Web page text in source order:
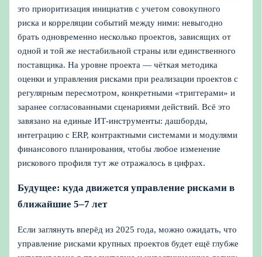
это приоритизация инициатив с учетом совокупного
риска и корреляции событий между ними: невыгодно
брать одновременно несколько проектов, зависящих от
одной и той же нестабильной страны или единственного
поставщика. На уровне проекта — чёткая методика
оценки и управления рисками при реализации проектов с
регулярным пересмотром, конкретными «триггерами» и
заранее согласованными сценариями действий. Всё это
завязано на единые ИТ‑инструменты: дашборды,
интеграцию с ERP, контрактными системами и модулями
финансового планирования, чтобы любое изменение
рискового профиля тут же отражалось в цифрах.
Будущее: куда движется управление рисками в
ближайшие 5–7 лет
Если заглянуть вперёд из 2025 года, можно ожидать, что
управление рисками крупных проектов будет ещё глубже